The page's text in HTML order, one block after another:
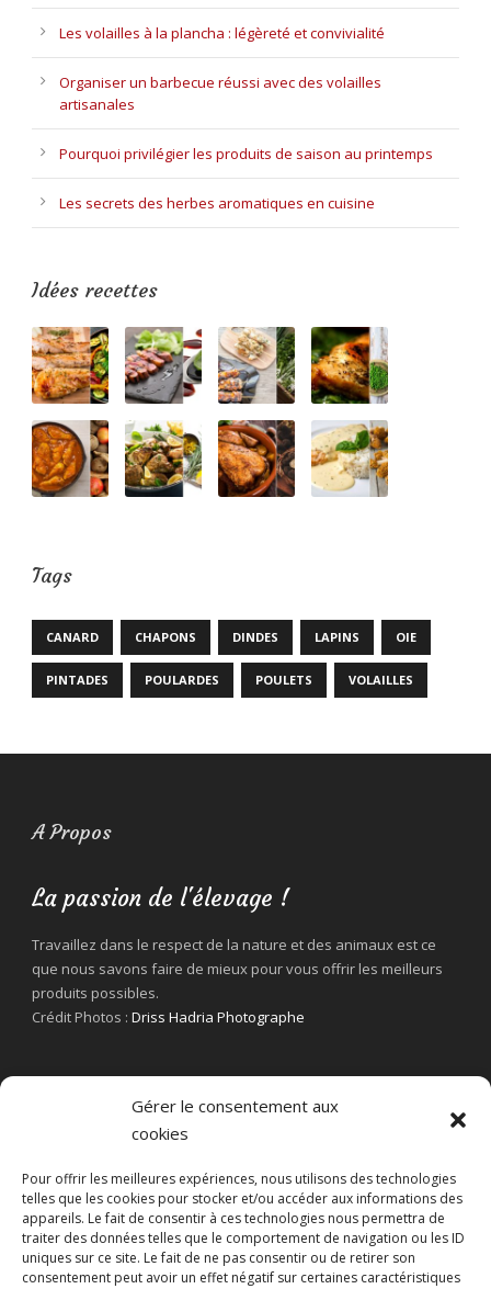
Gérer le consentement aux
cookies
Pour offrir les meilleures expériences, nous utilisons des technologies
telles que les cookies pour stocker et/ou accéder aux informations des
appareils. Le fait de consentir à ces technologies nous permettra de
traiter des données telles que le comportement de navigation ou les ID
uniques sur ce site. Le fait de ne pas consentir ou de retirer son
consentement peut avoir un effet négatif sur certaines caractéristiques
Les volailles à la plancha : légèreté et convivialité
Organiser un barbecue réussi avec des volailles
artisanales
Pourquoi privilégier les produits de saison au printemps
Les secrets des herbes aromatiques en cuisine
Idées recettes
Tags
CANARD CHAPONS DINDES LAPINS OIE
PINTADES POULARDES POULETS VOLAILLES
A Propos
La passion de l'élevage !
Travaillez dans le respect de la nature et des animaux est ce
que nous savons faire de mieux pour vous offrir les meilleurs
produits possibles.
Crédit Photos : Driss Hadria Photographe